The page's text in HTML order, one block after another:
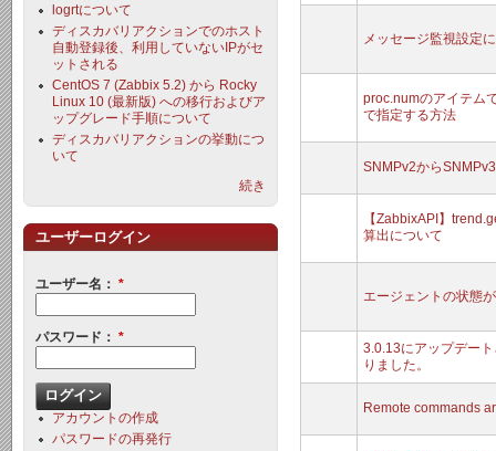
メッセージ監視設定
proc.numのアイテム
で指定する方法
SNMPv2から
【ZabbixAPI】
算出について
エージェントの状態
3.0.13にアップデー
りました。
Remote commands
logrtについて
ディスカバリアクションでのホスト
自動登録後、利用していないIPがセ
ットされる
CentOS 7 (Zabbix 5.2) から Rocky
Linux 10 (最新版) への移行およびア
ップグレード手順について
ディスカバリアクションの挙動につ
いて
続き
ユーザーログイン
ユーザー名： *
パスワード： *
アカウントの作成
パスワードの再発行